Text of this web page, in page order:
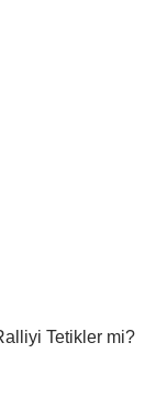
Tetikler mi?